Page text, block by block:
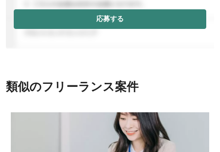
応募する
類似のフリーランス案件